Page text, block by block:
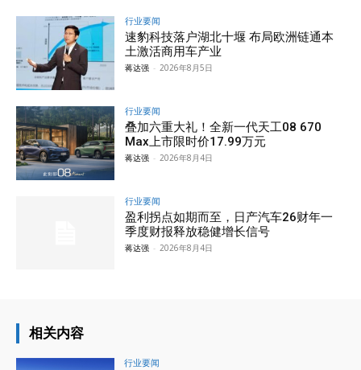
行业要闻
速豹科技落户湖北十堰 布局欧洲链通本
土激活商用车产业
蒋达强 - 2026年8月5日
行业要闻
叠加六重大礼！全新一代天工08 670
Max上市限时价17.99万元
蒋达强 - 2026年8月4日
行业要闻
盈利拐点如期而至，日产汽车26财年一
季度财报释放稳健增长信号
蒋达强 - 2026年8月4日
相关内容
行业要闻